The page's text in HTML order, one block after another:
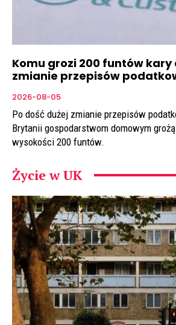
Komu grozi 200 funtów kary
zmianie przepisów
2026-08-05
Po dość dużej zmianie przepisów
Brytanii gospodarstwom domowym
wysokości 200 funtów.
Życie w UK